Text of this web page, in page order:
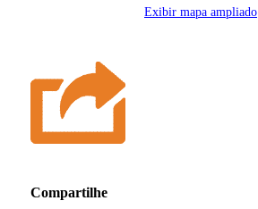
Exibir mapa ampliado
Compartilhe